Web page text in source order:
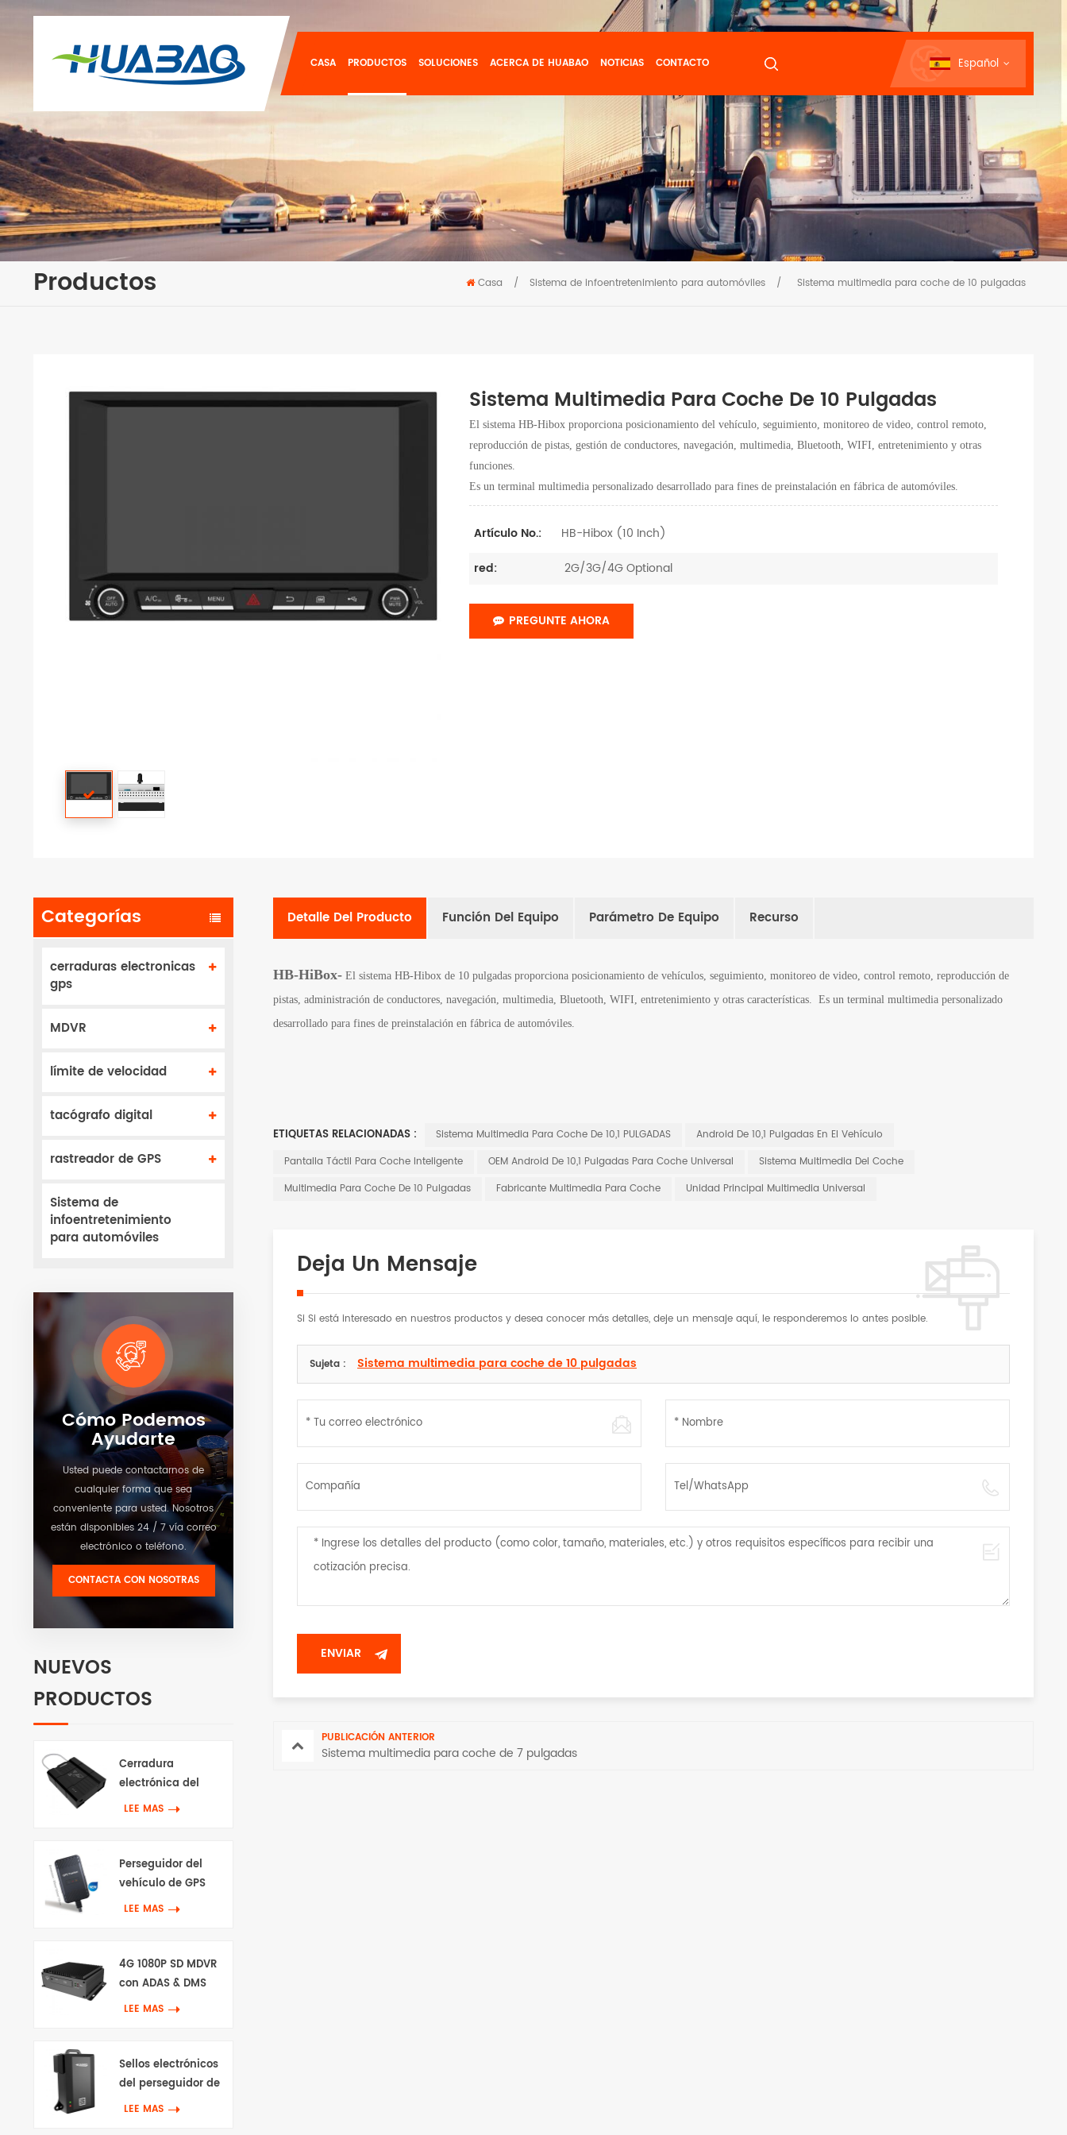
CASA PRODUCTOS SOLUCIONES ACERCA DE HUABAO NOTICIAS CONTACTO Español
Productos Casa / Sistema de infoentretenimiento para automóviles / Sistema multimedia para coche de 10 pulgadas
Sistema Multimedia Para Coche De 10 Pulgadas
El sistema HB-Hibox proporciona posicionamiento del vehículo, seguimiento, monitoreo de video, control remoto,
reproducción de pistas, gestión de conductores, navegación, multimedia, Bluetooth, WIFI, entretenimiento y otras
funciones.
Es un terminal multimedia personalizado desarrollado para fines de preinstalación en fábrica de automóviles.
Artículo No.:
HB-Hibox (10 Inch)
red:
2G/3G/4G Optional
PREGUNTE AHORA
Categorías
cerraduras electronicas
gps
MDVR
límite de velocidad
tacógrafo digital
rastreador de GPS
Sistema de
infoentretenimiento
para automóviles
Cómo Podemos
Ayudarte
Usted puede contactarnos de
cualquier forma que sea
conveniente para usted. Nosotros
están disponibles 24 / 7 vía correo
electrónico o teléfono.
CONTACTA CON NOSOTRAS
NUEVOS
PRODUCTOS
Cerradura
electrónica del
perseguidor de 4G
LEE MAS
Perseguidor del
vehículo de GPS
impermeable 4G
LEE MAS
4G 1080P SD MDVR
con ADAS & DMS
LEE MAS
Sellos electrónicos
del perseguidor de
GPS 4G
LEE MAS
Detalle Del Producto Función Del Equipo Parámetro De Equipo Recurso
HB-HiBox- El sistema HB-Hibox de 10 pulgadas proporciona posicionamiento de vehículos, seguimiento, monitoreo de video, control remoto, reproducción de
pistas, administración de conductores, navegación, multimedia, Bluetooth, WIFI, entretenimiento y otras características. Es un terminal multimedia personalizado
desarrollado para fines de preinstalación en fábrica de automóviles.
ETIQUETAS RELACIONADAS : Sistema Multimedia Para Coche De 10,1 PULGADAS
Android De 10,1 Pulgadas En El Vehículo
Pantalla Táctil Para Coche Inteligente
OEM Android De 10,1 Pulgadas Para Coche Universal
Sistema Multimedia Del Coche
Multimedia Para Coche De 10 Pulgadas
Fabricante Multimedia Para Coche Unidad Principal Multimedia Universal
Deja Un Mensaje
Si Si está interesado en nuestros productos y desea conocer más detalles, deje un mensaje aquí, le responderemos lo antes posible.
Sujeta : Sistema multimedia para coche de 10 pulgadas
PUBLICACIÓN ANTERIOR
Sistema multimedia para coche de 7 pulgadas